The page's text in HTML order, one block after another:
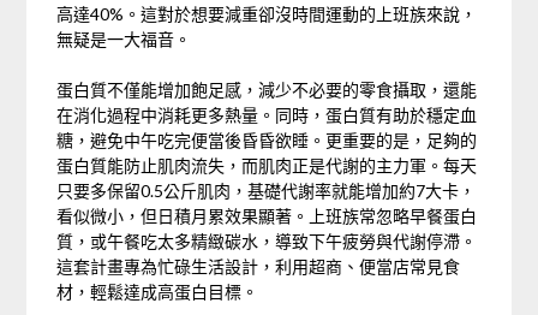
高達40%。這對於想要減重卻沒時間運動的上班族來說，
無疑是一大福音。
蛋白質不僅能增加飽足感，減少不必要的零食攝取，還能
在消化過程中消耗更多熱量。同時，蛋白質有助於穩定血
糖，避免中午吃完便當後昏昏欲睡。更重要的是，足夠的
蛋白質能防止肌肉流失，而肌肉正是代謝的主力軍。每天
只要多保留0.5公斤肌肉，基礎代謝率就能增加約7大卡，
看似微小，但日積月累效果顯著。上班族常忽略早餐蛋白
質，或午餐吃太多精緻碳水，導致下午疲勞與代謝停滯。
這套計畫專為忙碌生活設計，利用超商、便當店常見食
材，輕鬆達成高蛋白目標。